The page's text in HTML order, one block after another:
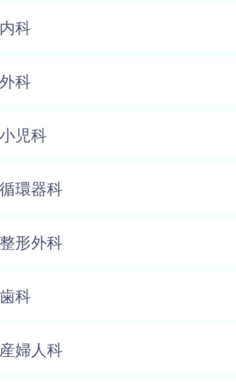
科
科
児科
環器科
形外科
科
婦人科